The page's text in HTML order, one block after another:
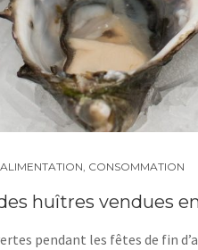
ALIMENTATION CONSOMMATION
huîtres vendues
pendant les fêtes de fin